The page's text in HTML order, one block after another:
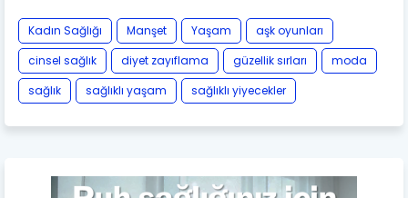
Kadın Sağlığı Manşet Yaşam
aşk oyunları
cinsel sağlık
diyet zayıflama güzellik sırları
moda
sağlık
sağlıklı yaşam sağlıklı yiyecekler